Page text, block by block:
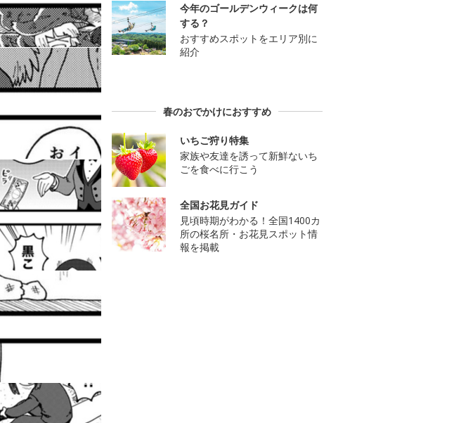
今年のゴールデンウィークは何
する？
おすすめスポットをエリア別に
紹介
春のおでかけにおすすめ
いちご狩り特集
家族や友達を誘って新鮮ないち
ごを食べに行こう
全国お花見ガイド
見頃時期がわかる！全国1400カ
所の桜名所・お花見スポット情
報を掲載